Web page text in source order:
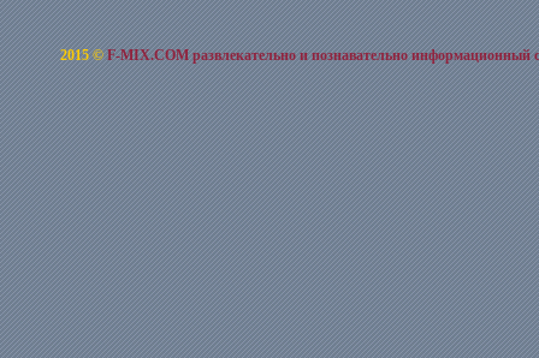
2015 ©F-MIX.COM развлекательно и познавательно информационный